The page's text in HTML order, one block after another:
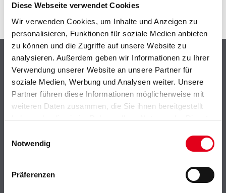
Diese Webseite verwendet Cookies
Wir verwenden Cookies, um Inhalte und Anzeigen zu
personalisieren, Funktionen für soziale Medien anbieten
zu können und die Zugriffe auf unsere Website zu
analysieren. Außerdem geben wir Informationen zu Ihrer
Verwendung unserer Website an unsere Partner für
soziale Medien, Werbung und Analysen weiter. Unsere
Partner führen diese Informationen möglicherweise mit
weiteren Daten zusammen, die Sie ihnen bereitgestellt
haben oder die sie im Rahmen Ihrer Nutzung der Dienste
Notwendig
Präferenzen
Shop
Farbe
WDV-Systeme
Trockenbau
Wand- & Deckenbeläge
Verbrauchsmaterialien